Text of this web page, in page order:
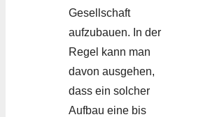
Gesellschaft
aufzubauen. In der
Regel kann man
davon ausgehen,
dass ein solcher
Aufbau eine bis